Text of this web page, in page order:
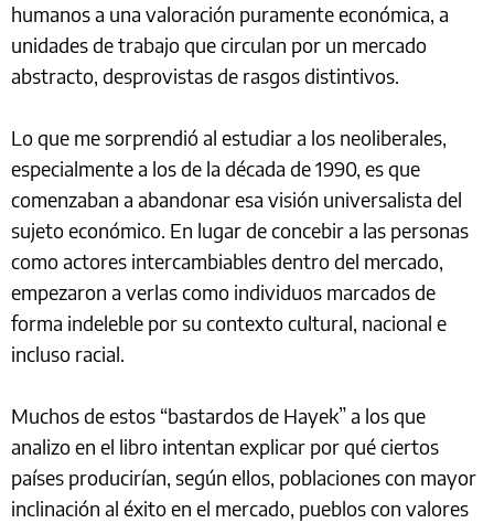
humanos a una valoración puramente económica, a
unidades de trabajo que circulan por un mercado
abstracto, desprovistas de rasgos distintivos.
Lo que me sorprendió al estudiar a los neoliberales,
especialmente a los de la década de 1990, es que
comenzaban a abandonar esa visión universalista del
sujeto económico. En lugar de concebir a las personas
como actores intercambiables dentro del mercado,
empezaron a verlas como individuos marcados de
forma indeleble por su contexto cultural, nacional e
incluso racial.
Muchos de estos “bastardos de Hayek” a los que
analizo en el libro intentan explicar por qué ciertos
países producirían, según ellos, poblaciones con mayor
inclinación al éxito en el mercado, pueblos con valores